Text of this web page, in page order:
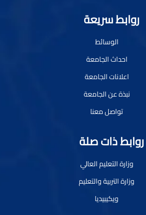
روابط سريعة
الوسائط
احداث الجامعة
اعلانات الجامعة
نبذة عن الجامعة
تواصل معنا
روابط ذات صلة
وزارة التعليم العالي
وزارة التربية والتعليم
ويكيبيديا